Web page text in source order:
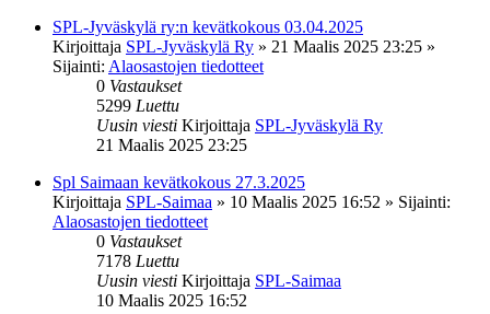
SPL-Jyväskylä ry:n kevätkokous 03.04.2025
Kirjoittaja SPL-Jyväskylä Ry » 21 Maalis 2025 23:25 »
Sijainti: Alaosastojen tiedotteet
0 Vastaukset
5299 Luettu
Uusin viesti Kirjoittaja SPL-Jyväskylä Ry
21 Maalis 2025 23:25
Spl Saimaan kevätkokous 27.3.2025
Kirjoittaja SPL-Saimaa » 10 Maalis 2025 16:52 » Sijainti:
Alaosastojen tiedotteet
0 Vastaukset
7178 Luettu
Uusin viesti Kirjoittaja SPL-Saimaa
10 Maalis 2025 16:52